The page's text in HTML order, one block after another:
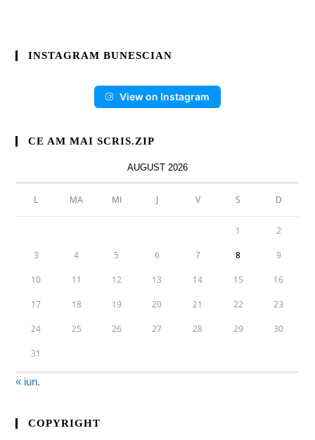
INSTAGRAM BUNESCIAN
View on Instagram
CE AM MAI SCRIS.ZIP
AUGUST 2026
L MA MI J V S D
1 2
3 4 5 6 7 8 9
10 11 12 13 14 15 16
17 18 19 20 21 22 23
24 25 26 27 28 29 30
31
« iun.
COPYRIGHT